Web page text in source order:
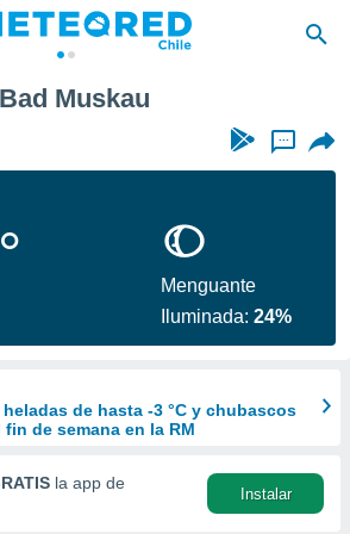
Muskau
...
Menguante
Iluminada:24%
de hasta -3 °C y chubascos
fin de semana en la RM
la app de
Instalar